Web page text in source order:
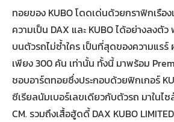
ทอยของ KUBO โดดเด่นด้วยกราฟิกเรือ
ความเป็น DAX และ KUBO ได้อย่างลงตั
บนตัวรถไม่ซ้ำใคร เป็นที่สุดของความแร
เพียง 300 คัน เท่านั้น ทั้งนี้ มาพร้อม
ชอบอาร์ตทอยซึ่งประกอบด้วยฟิกเกอร์
ซีเรียลนัมเบอร์เลขเดียวกับตัวรถ มาในไ
CM. รวมถึงเสื้อฮู้ดดี้ DAX KUBO